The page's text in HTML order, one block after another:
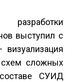
выступил с
схем сложных
составе СУИД